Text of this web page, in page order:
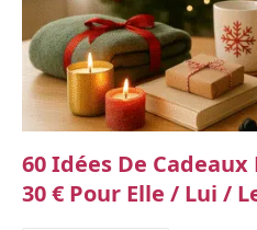
60 Idées De
30 € Pour Elle / Lui /